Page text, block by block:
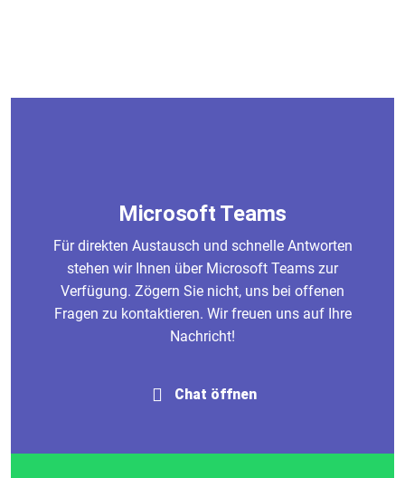
Microsoft Teams
Für direkten Austausch und schnelle Antworten
stehen wir Ihnen über Microsoft Teams zur
Verfügung. Zögern Sie nicht, uns bei offenen
Fragen zu kontaktieren. Wir freuen uns auf Ihre
Nachricht!
Chat öffnen